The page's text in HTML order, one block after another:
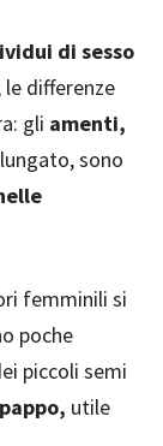
di sesso
le differenze
gli amenti,
sono
femminili si
poche
piccoli semi
pappo, utile